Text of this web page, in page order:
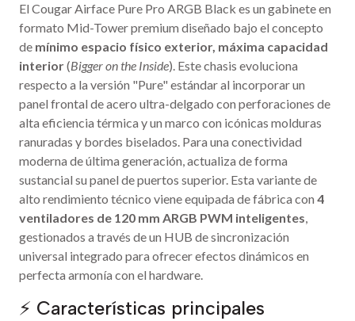
El Cougar Airface Pure Pro ARGB Black es un gabinete en
formato Mid-Tower premium diseñado bajo el concepto
de mínimo espacio físico exterior, máxima capacidad
interior(Bigger on the Inside). Este chasis evoluciona
respecto a la versión "Pure" estándar al incorporar un
panel frontal de acero ultra-delgado con perforaciones de
alta eficiencia térmica y un marco con icónicas molduras
ranuradas y bordes biselados. Para una conectividad
moderna de última generación, actualiza de forma
sustancial su panel de puertos superior. Esta variante de
alto rendimiento técnico viene equipada de fábrica con 4
ventiladores de 120 mm ARGB PWM inteligentes,
gestionados a través de un HUB de sincronización
universal integrado para ofrecer efectos dinámicos en
perfecta armonía con el hardware.
⚡ Características principales